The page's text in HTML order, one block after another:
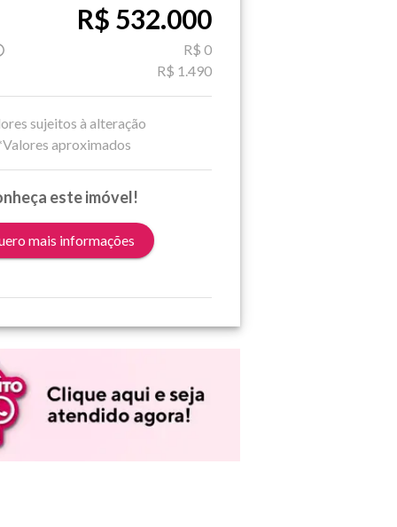
R$ 532.000
R$ 0
R$ 1.490
sujeitos à alteração
aproximados
este imóvel!
mais informações